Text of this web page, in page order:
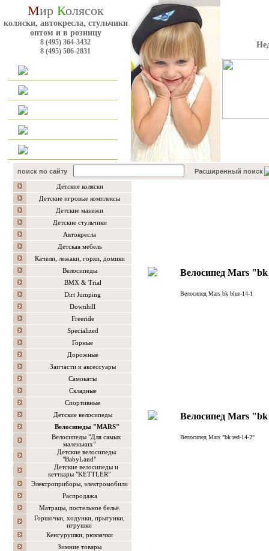
Мир Колясок
коляски, автокресла, стульчики
оптом и в розницу
8 (495) 364-3432
8 (495) 506-2831
поиск по сайту Расширенный поиск
Детские коляски
Детские игровые комплексы
Детские манежи
Детские стульчики
Автокресла
Детская мебель
Качели, лежаки, горки, домики
Велосипеды
BMX & Trial
Dirt Jumping
Downhill
Freeride
Specialized
Горные
Дорожные
Запчасти и аксессуары
Самокаты
Складные
Спортивные
Детские велосипеды
Велосипеды "MARS"
Велосипеды "Для самых
маленьких"
Детские велосипеды
"BabyLand"
Детские велосипеды и
кетткары "KETTLER"
Электроприборы, электромобили
Распродажа
Матрацы, постельное бельё.
Горшочки, ходунки, прыгунки,
игрушки
Кенгурушки, рюкзачки
Зимние товары
Велосипед Mars
Велосипед Mars bk blue-14-1
Велосипед Mars
Велосипед Mars "bk red-14-2"